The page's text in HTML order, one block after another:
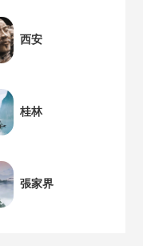
西安
桂林
張家界